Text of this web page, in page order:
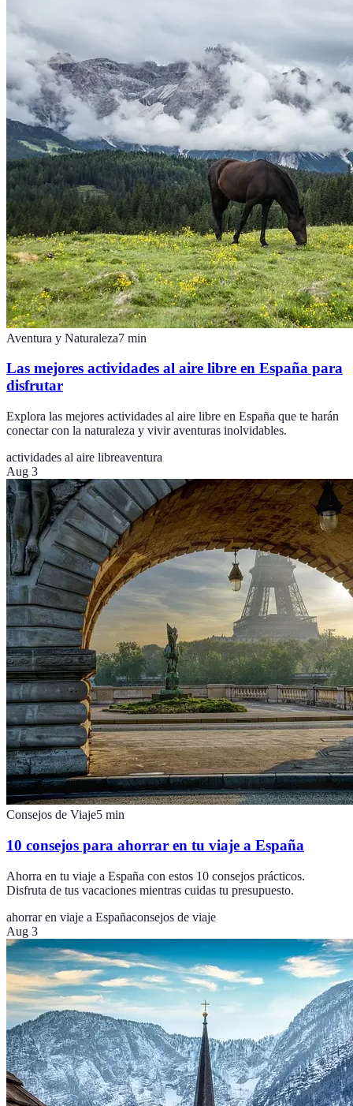
Aventura y Naturaleza7 min
Las mejores actividades al aire libre en España para
disfrutar
Explora las mejores actividades al aire libre en España que te harán
conectar con la naturaleza y vivir aventuras inolvidables.
actividades al aire libreaventura
Aug 3
Consejos de Viaje5 min
10 consejos para ahorrar en tu viaje a España
Ahorra en tu viaje a España con estos 10 consejos prácticos.
Disfruta de tus vacaciones mientras cuidas tu presupuesto.
ahorrar en viaje a Españaconsejos de viaje
Aug 3